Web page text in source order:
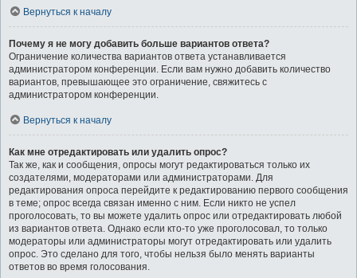
Вернуться к началу
Почему я не могу добавить больше вариантов ответа?
Ограничение количества вариантов ответа устанавливается
администратором конференции. Если вам нужно добавить количество
вариантов, превышающее это ограничение, свяжитесь с
администратором конференции.
Вернуться к началу
Как мне отредактировать или удалить опрос?
Так же, как и сообщения, опросы могут редактироваться только их
создателями, модераторами или администраторами. Для
редактирования опроса перейдите к редактированию первого сообщения
в теме; опрос всегда связан именно с ним. Если никто не успел
проголосовать, то вы можете удалить опрос или отредактировать любой
из вариантов ответа. Однако если кто-то уже проголосовал, то только
модераторы или администраторы могут отредактировать или удалить
опрос. Это сделано для того, чтобы нельзя было менять варианты
ответов во время голосования.